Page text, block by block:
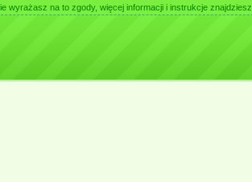
wyrażasz na to zgody, więcej informacji i instrukcje znajdziesz